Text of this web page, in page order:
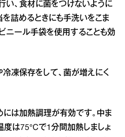
い、食材に菌をつけないように
を詰めるときにも手洗いをこま
ニール手袋を使用することも効
凍保存をして、菌が増えにく
には加熱調理が有効です。中ま
度は75℃で1分間加熱しましょ